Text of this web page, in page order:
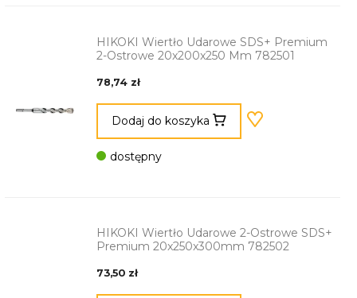
HIKOKI Wiertło Udarowe SDS+ Premium
2-Ostrowe 20x200x250 Mm 782501
78,74 zł
Dodaj do koszyka
dostępny
HIKOKI Wiertło Udarowe 2-Ostrowe SDS+
Premium 20x250x300mm 782502
73,50 zł